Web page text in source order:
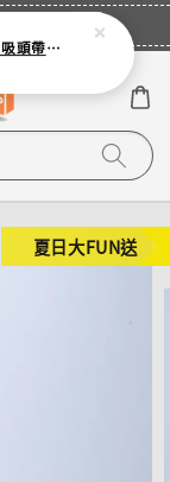
夏日大FUN送
【COMPRESSPORT】窄版止汗呼吸頭帶2.0_【零碼】